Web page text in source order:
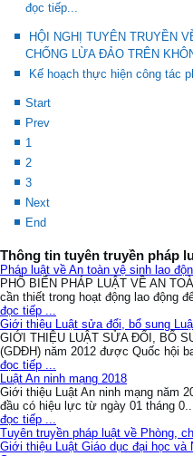
đọc tiếp...
HỘI NGHỊ TUYÊN TRUYỀN
CHỐNG LỪA ĐẢO TRÊN
Kế hoạch thực hiện công tác
Start
Prev
1
2
3
Next
End
Thông tin tuyên truyền pháp
Pháp luật về An toàn vệ sinh lao
PHỔ BIẾN PHÁP LUẬT VỀ AN
cần thiết trong hoạt động lao động
đọc tiếp ...
Giới thiệu Luật sửa đổi, bổ sung
GIỚI THIỆU LUẬT SỬA ĐỔI, BỔ
(GDĐH) năm 2012 được Quốc hội
đọc tiếp ...
Luật An ninh mạng 2018
Giới thiệu Luật An ninh mạng năm
đầu có hiệu lực từ ngày 01 tháng
đọc tiếp ...
Tuyên truyền pháp luật về Phòng,
Giới thiệu Luật Giáo dục đại học và